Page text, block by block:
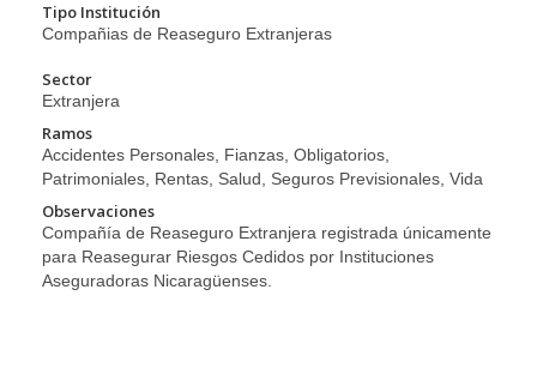
Tipo Institución
Compañias de Reaseguro Extranjeras
Sector
Extranjera
Ramos
Accidentes Personales, Fianzas, Obligatorios,
Patrimoniales, Rentas, Salud, Seguros Previsionales, Vida
Observaciones
Compañía de Reaseguro Extranjera registrada únicamente
para Reasegurar Riesgos Cedidos por Instituciones
Aseguradoras Nicaragüenses.